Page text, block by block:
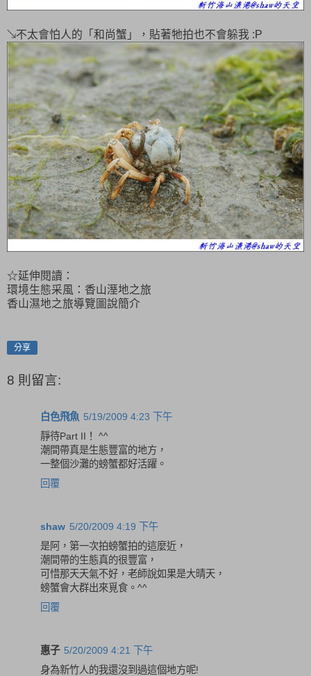
↘不太會怕人的「和尚蟹」，貼著牠拍也不會躲我 :P
☆延伸閱讀：
環境生態采風：香山溼地之旅
香山濕地之旅導覽圖說簡介
分享
8 則留言:
白色飛魚 5/19/2009 4:23 下午
靜待Part II！ ^^
潮間帶真是生態豐富的地方，
一整個沙灘的螃蟹都好活躍。
回覆
shaw 5/20/2009 4:19 下午
是阿，第一次拍螃蟹拍的這麼近，
潮間帶的生態真的很豐富，
可惜那天天氣不好，老師說如果是大晴天，
螃蟹會大群出來覓食。^^
回覆
惠子 5/20/2009 4:21 下午
身為新竹人的我還沒到過這個地方呢!